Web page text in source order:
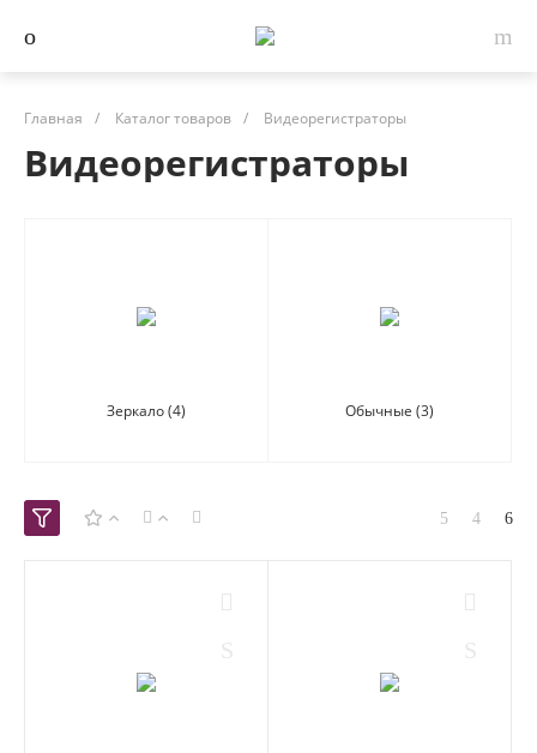
Главная / Каталог товаров / Видеорегистраторы
Видеорегистраторы
Зеркало(4) Обычные (3)